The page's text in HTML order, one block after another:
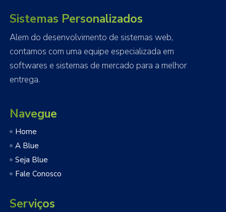
Sistemas Personalizados
Alem do desenvolvimento de sistemas web,
contamos com uma equipe especializada em
softwares e sistemas de mercado para a melhor
entrega.
Navegue
Home
A Blue
Seja Blue
Fale Conosco
Serviços